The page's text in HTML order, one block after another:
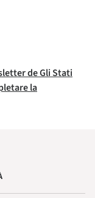
de Gli Stati
la